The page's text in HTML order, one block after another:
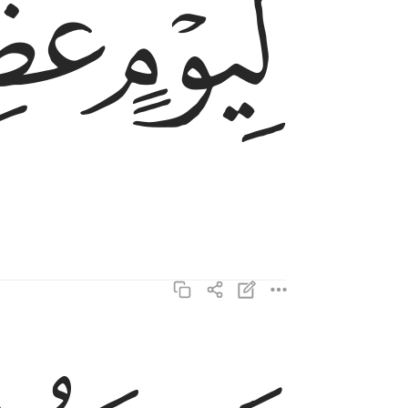
يَوْمَ يَقُومُ ٱلنَّاسُ لِرَبِّ ٱلْعَـٰلَمِينَ ٦